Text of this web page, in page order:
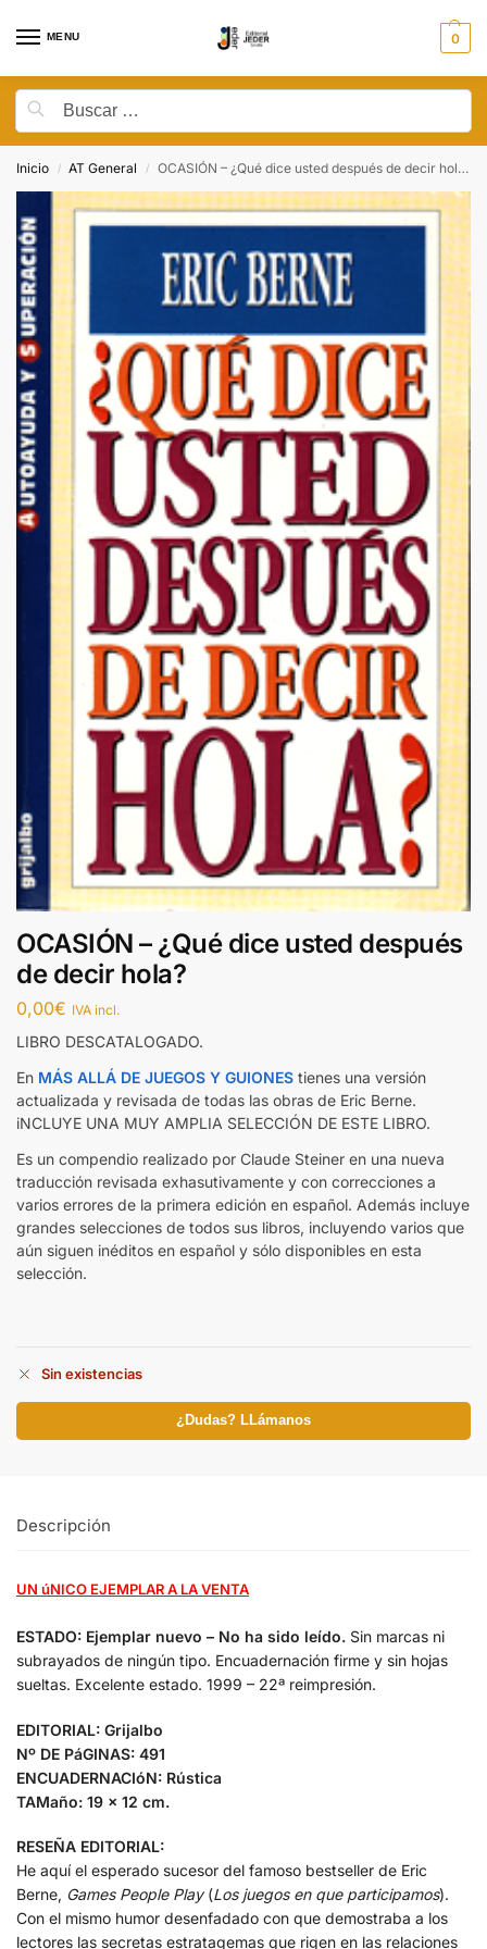
MENU 0
Inicio / AT General / OCASIÓN – ¿Qué dice usted después de decir hola?
OCASIÓN – ¿Qué dice usted después
de decir hola?
0,00€ IVA incl.
LIBRO DESCATALOGADO.
En MÁS ALLÁ DE JUEGOS Y GUIONES tienes una versión
actualizada y revisada de todas las obras de Eric Berne.
iNCLUYE UNA MUY AMPLIA SELECCIÓN DE ESTE LIBRO.
Es un compendio realizado por Claude Steiner en una nueva
traducción revisada exhasutivamente y con correcciones a
varios errores de la primera edición en español. Además incluye
grandes selecciones de todos sus libros, incluyendo varios que
aún siguen inéditos en español y sólo disponibles en esta
selección.
Sin existencias
¿Dudas? LLámanos
Descripción
UN úNICO EJEMPLAR A LA VENTA
ESTADO: Ejemplar nuevo – No ha sido leído. Sin marcas ni
subrayados de ningún tipo. Encuadernación firme y sin hojas
sueltas. Excelente estado. 1999 – 22ª reimpresión.
EDITORIAL: Grijalbo
Nº DE PáGINAS: 491
ENCUADERNACIóN: Rústica
TAMaño: 19 x 12 cm.
RESEÑA EDITORIAL:
He aquí el esperado sucesor del famoso bestseller de Eric
Berne, Games People Play(Los juegos en que participamos).
Con el mismo humor desenfadado con que demostraba a los
lectores las secretas estratagemas que rigen en las relaciones